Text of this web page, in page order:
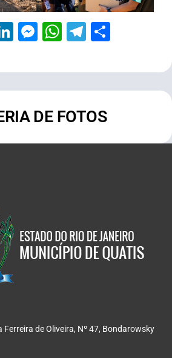
LinkedIn
Messenger
WhatsApp
Telegram
DE FOTOS
Ferreira de Oliveira, Nº 47, Bondarowsky